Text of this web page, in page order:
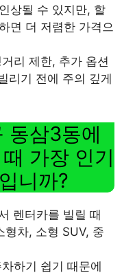
상될 수 있지만, 할
면 더 저렴한 가격으
리 제한, 추가 옵션
리기 전에 주의 깊게
동삼3동에
가장 인기
니까?
렌터카를 빌릴 때
형차, 소형 SUV, 중
하기 쉽기 때문에